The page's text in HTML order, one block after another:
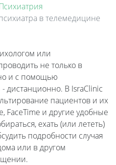
в телемедицине
или
не только в
и с помощью
дистанционно. В IsraClinic
пациентов и их
FaceTime и другие удобные
ехать (или лететь)
подробности случая
или в другом